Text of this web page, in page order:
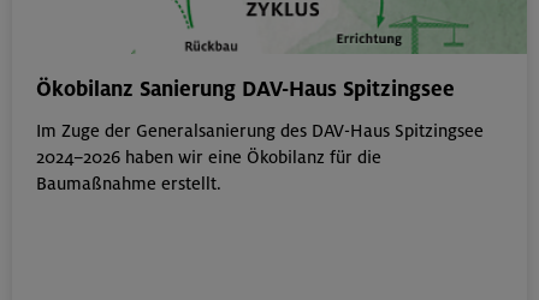
Hohe Gipfel in der wilden Texelgruppe
Ötztaler Alpen
Ökobilanz Sanierung DAV-Haus Spitzingsee
Im Zuge der Generalsanierung des DAV-Haus Spitzingsee
2024–2026 haben wir eine Ökobilanz für die
Baumaßnahme erstellt.